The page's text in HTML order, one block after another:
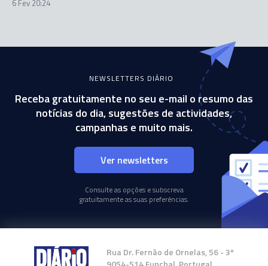
6 Fev 20:24
NEWSLETTERS DIÁRIO
Receba gratuitamente no seu e-mail o resumo das
notícias do dia, sugestões de actividades,
campanhas e muito mais.
Ver newsletters
Consulte as opções e subscreva
gratuitamente as suas preferências.
Rua Dr. Fernão de Ornelas, 56 - 3º